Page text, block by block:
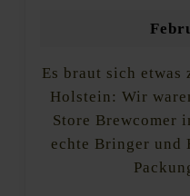
Es braut sich etwas
Holstein: Wir
Store Brewcomer
echte Bringer und